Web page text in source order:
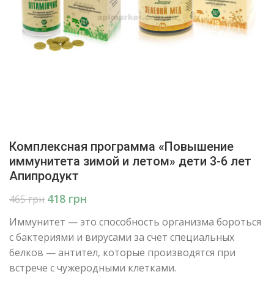
Комплексная программа «Повышение
иммунитета зимой и летом» дети 3-6 лет
Апипродукт
465грн 418 грн
Иммунитет — это способность организма бороться
с бактериями и вирусами за счет специальных
белков — антител, которые производятся при
встрече с чужеродными клетками.